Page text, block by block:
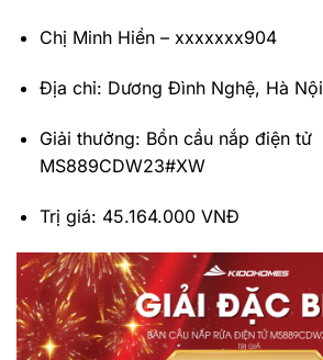
Chị Minh Hiền – xxxxxxx904
Địa chỉ: Dương Đình Nghệ, Hà Nội
Giải thưởng: Bồn cầu nắp điện tử
MS889CDW23#XW
Trị giá: 45.164.000 VNĐ